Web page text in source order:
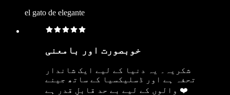
el gato de elegante
خوبصورت اور بامعنی
شکریہ۔ یہ دنیا کے لیے ایک شاندار
تحفہ ہے اور ڈسلیکسیا کے ساتھ جینے
والوں کے لیے بے حد قابلِ قدر ہے ❤️